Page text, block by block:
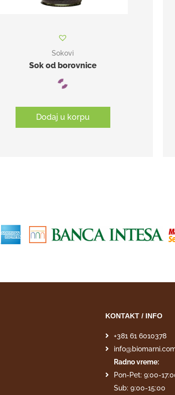
Sokovi
Sok od borovnice
Dodaj u korpu
KONTAKT / INFO
+381 61 6010378
Radno vreme:
Pon-Pet: 9:00-
Sub: 9:00-15:00